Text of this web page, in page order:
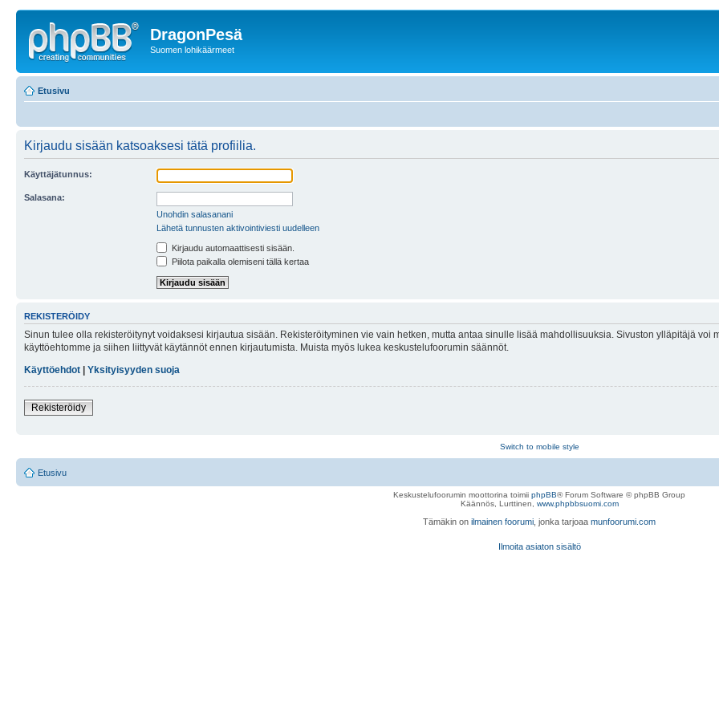
DragonPesä
Suomen lohikäärmeet
Etusivu
Kirjaudu sisään katsoaksesi tätä profiilia.
Käyttäjätunnus:
Salasana:
Unohdin salasanani
Lähetä tunnusten aktivointiviesti uudelleen
Kirjaudu automaattisesti sisään.
Piilota paikalla olemiseni tällä kertaa
REKISTERÖIDY
Sinun tulee olla rekisteröitynyt voidaksesi kirjautua sisään. Rekisteröityminen vie vain hetken, mutta antaa sinulle lisää mahdollisuuksia. Sivuston ylläpitäjä
käyttöehtomme ja siihen liittyvät käytännöt ennen kirjautumista. Muista myös lukea keskustelufoorumin säännöt.
Käyttöehdot
Yksityisyyden suoja
Rekisteröidy
Switch to mobile style
Etusivu
Keskustelufoorumin moottorina toimii phpBB® Forum Software © phpBB Group
Käännös, Lurttinen, www.phpbbsuomi.com
Tämäkin on ilmainen foorumi , jonka tarjoaa munfoorumi.com
Ilmoita asiaton sisältö